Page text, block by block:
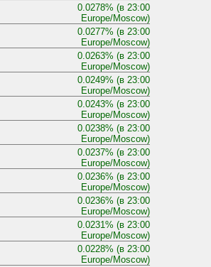
0.0278% (в 23:00
Europe/Moscow)
0.0277% (в 23:00
Europe/Moscow)
0.0263% (в 23:00
Europe/Moscow)
0.0249% (в 23:00
Europe/Moscow)
0.0243% (в 23:00
Europe/Moscow)
0.0238% (в 23:00
Europe/Moscow)
0.0237% (в 23:00
Europe/Moscow)
0.0236% (в 23:00
Europe/Moscow)
0.0236% (в 23:00
Europe/Moscow)
0.0231% (в 23:00
Europe/Moscow)
0.0228% (в 23:00
Europe/Moscow)